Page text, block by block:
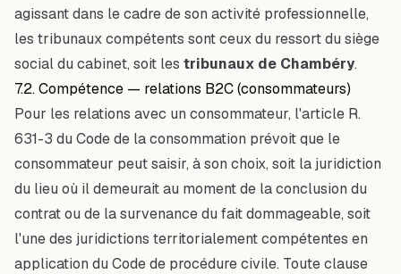
agissant dans le cadre de son activité professionnelle,
les tribunaux compétents sont ceux du ressort du siège
social du cabinet, soit les tribunaux de Chambéry.
7.2. Compétence — relations B2C (consommateurs)
Pour les relations avec un consommateur, l'article R.
631-3 du Code de la consommation prévoit que le
consommateur peut saisir, à son choix, soit la juridiction
du lieu où il demeurait au moment de la conclusion du
contrat ou de la survenance du fait dommageable, soit
l'une des juridictions territorialement compétentes en
application du Code de procédure civile. Toute clause